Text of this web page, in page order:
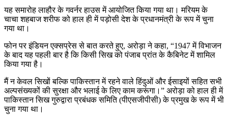
यह समारोह लाहौर के गवर्नर हाउस में आयोजित किया गया था। मरियम के
चाचा शहबाज शरीफ को हाल ही में पड़ोसी देश के प्रधानमंत्री के रूप में चुना
गया था।
फोन पर इंडियन एक्सप्रेस से बात करते हुए, अरोड़ा ने कहा, “1947 में विभाजन
के बाद यह पहली बार है कि किसी सिख को पंजाब प्रांत के कैबिनेट में शामिल
किया गया है।
मैं न केवल सिखों बल्कि पाकिस्तान में रहने वाले हिंदुओं और ईसाइयों सहित सभी
अल्पसंख्यकों की सुरक्षा और भलाई के लिए काम करूंगा।” अरोड़ा को हाल ही में
पाकिस्तान सिख गुरुद्वारा प्रबंधक समिति (पीएसजीपीसी) के प्रमुख के रूप में भी
चुना गया था।